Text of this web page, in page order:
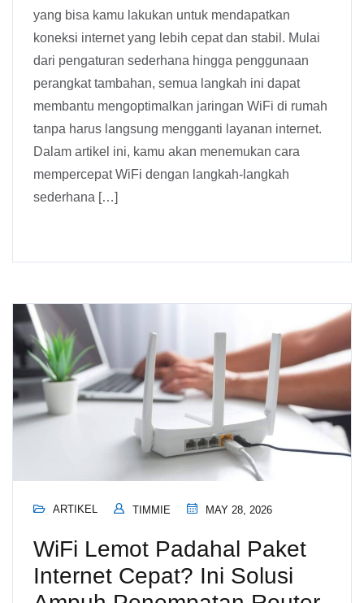
yang bisa kamu lakukan untuk mendapatkan
koneksi internet yang lebih cepat dan stabil. Mulai
dari pengaturan sederhana hingga penggunaan
perangkat tambahan, semua langkah ini dapat
membantu mengoptimalkan jaringan WiFi di rumah
tanpa harus langsung mengganti layanan internet.
Dalam artikel ini, kamu akan menemukan cara
mempercepat WiFi dengan langkah-langkah
sederhana […]
ARTIKEL TIMMIE MAY 28, 2026
WiFi Lemot Padahal Paket
Internet Cepat? Ini Solusi